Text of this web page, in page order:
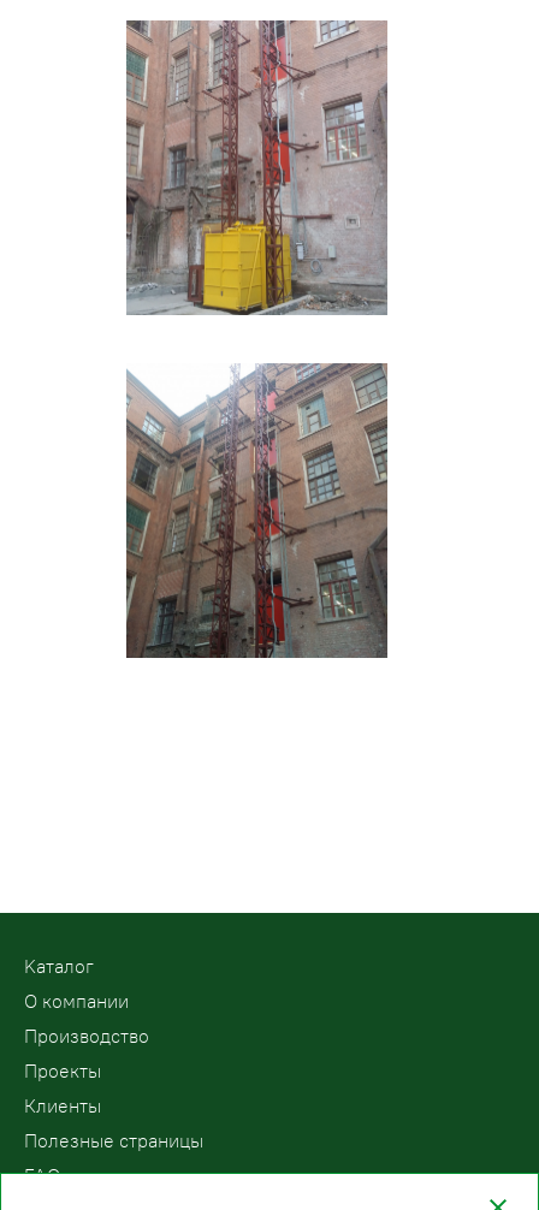
Kаталог
О компании
Производство
Проекты
Клиенты
Полезные страницы
FAQ